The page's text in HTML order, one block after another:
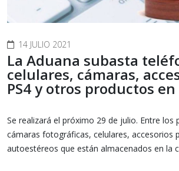
14 JULIO 2021
La Aduana subasta
celulares, cámaras,
PS4 y otros productos
Se realizará el próximo 29 de julio. Entre los
cámaras fotográficas, celulares, accesorios
autoestéreos que están almacenados en la